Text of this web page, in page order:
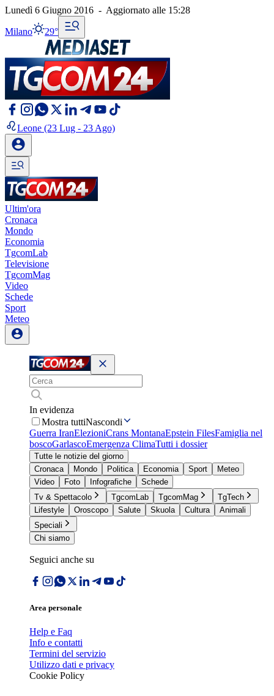
Lunedì 6 Giugno 2016 - Aggiornato alle 15:28
Milano 29°
Leone (23 Lug - 23 Ago)
Ultim'ora
Cronaca
Mondo
Economia
TgcomLab
Televisione
TgcomMag
Video
Schede
Sport
Meteo
In evidenza
Mostra tuttiNascondi
Guerra IranElezioniCrans MontanaEpstein FilesFamiglia nel
boscoGarlascoEmergenza ClimaTutti i dossier
Tutte le notizie del giorno
Cronaca
Mondo Politica Economia Sport
Meteo
Video
Foto Infografiche
Schede
Tv & Spettacolo
TgcomLab TgcomMag
TgTech
Lifestyle
Oroscopo Salute Skuola Cultura
Animali
Speciali
Chi siamo
Seguici anche su
Area personale
Help e Faq
Info e contatti
Termini del servizio
Utilizzo dati e privacy
Cookie Policy